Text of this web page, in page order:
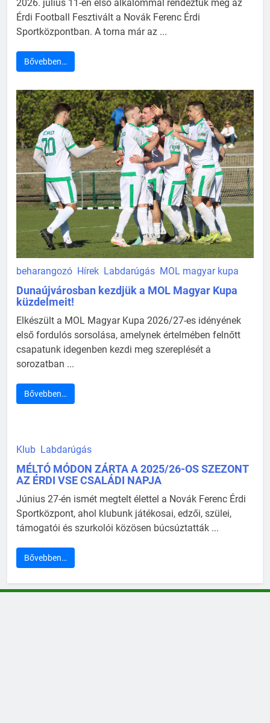
2026. július 11-én első alkalommal rendeztük meg az
Érdi Football Fesztivált a Novák Ferenc Érdi
Sportközpontban. A torna már az ...
Bővebben…
beharangozó Hírek Labdarúgás MOL magyar kupa
Dunaújvárosban kezdjük a MOL Magyar Kupa
küzdelmeit!
Elkészült a MOL Magyar Kupa 2026/27-es idényének
első fordulós sorsolása, amelynek értelmében felnőtt
csapatunk idegenben kezdi meg szereplését a
sorozatban ...
Bővebben…
Klub Labdarúgás
MÉLTÓ MÓDON ZÁRTA A 2025/26-OS SZEZONT
AZ ÉRDI VSE CSALÁDI NAPJA
Június 27-én ismét megtelt élettel a Novák Ferenc Érdi
Sportközpont, ahol klubunk játékosai, edzői, szülei,
támogatói és szurkolói közösen búcsúztatták ...
Bővebben…